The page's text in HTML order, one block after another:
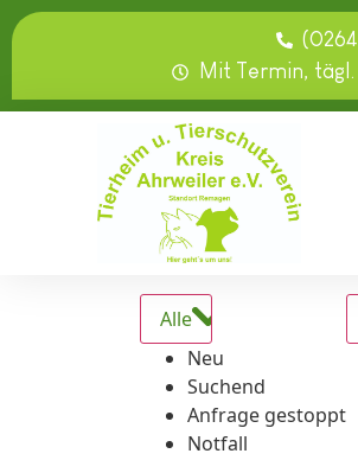
springen
Mit Termin,
Alle
Neu
Suchend
Anfrage gestoppt
Notfall